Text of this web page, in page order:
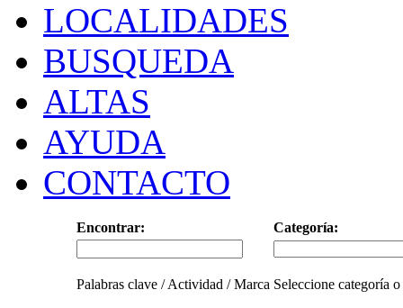
LOCALIDADES
BUSQUEDA
ALTAS
AYUDA
CONTACTO
Encontrar: Categoría:
Palabras clave / Actividad / Marca Seleccione categoría